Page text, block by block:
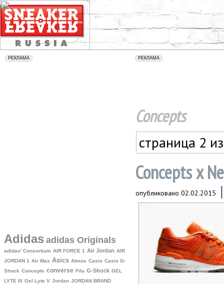
Adidas adidas Originals
adidas' Consortium AIR FORCE 1 Air Jordan AIR
JORDAN 1 Air Max Asics Atmos Casio Casio G-
Shock Concepts converse Fila G-Shock GEL
LYTE III Gel Lyte V Jordan JORDAN BRAND
Concepts
страница 2
Concepts x
опубликовано 02.02.2015